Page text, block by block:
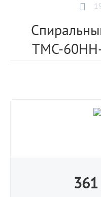
ТМС-60НН-